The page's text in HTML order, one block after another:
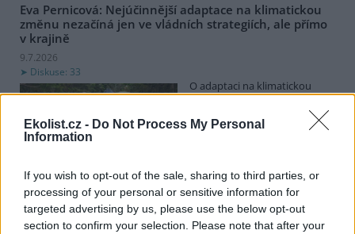
Ekolist.cz - Do Not Process My Personal
Information
If you wish to opt-out of the sale, sharing to third parties, or
processing of your personal or sensitive information for
targeted advertising by us, please use the below opt-out
section to confirm your selection. Please note that after your
Eva Pernicová: Nejúčinnější adaptace na klimatickou
změnu nezačíná jen ve vládních strategiích, ale přímo
v krajině
9.7.2026
Diskuse: 33
O adaptaci na klimatickou
změnu se nerozhoduje jen v
mezinárodních summitech. O
mokřadech, které pomáhají obnovovat nejen přirozený vodní
režim, ale také celkově zvyšovat odolnost krajiny vůči dopadům
měnícího se klimatu.